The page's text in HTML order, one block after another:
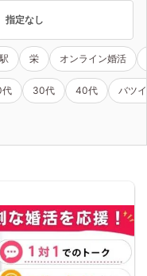
指定なし
栄 オンライン婚活
代 30代 40代 バツ